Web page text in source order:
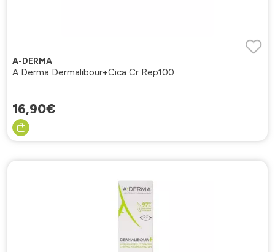
A-DERMA
A Derma Dermalibour+Cica Cr Rep100
16,90€